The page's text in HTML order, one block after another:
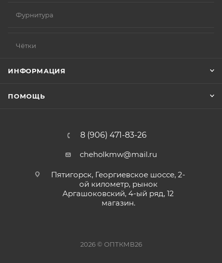
Фурнитура
Чётки
ИНФОРМАЦИЯ
ПОМОЩЬ
8 (906) 471-83-26
cheholkmw@mail.ru
Пятигорск, Георгиевское шоссе, 2-
ой километр, рынок
Аргашоковский, 4-ый ряд, 12
магазин.
2026 © ОПТКМВ26